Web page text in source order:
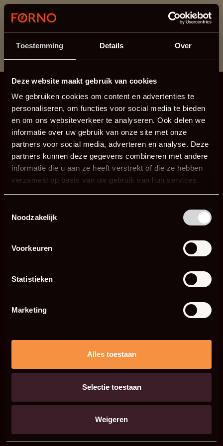
Toestemming Details Over
Deze website maakt gebruik van cookies
We gebruiken cookies om content en advertenties te
personaliseren, om functies voor social media te bieden
en om ons websiteverkeer te analyseren. Ook delen we
informatie over uw gebruik van onze site met onze
partners voor social media, adverteren en analyse. Deze
partners kunnen deze gegevens combineren met andere
informatie die u aan ze heeft verstrekt of die ze hebben
verzameld op basis van uw gebruik van hun services.
Noodzakelijk
Voorkeuren
Statistieken
Marketing
Alles toestaan
Selectie toestaan
Weigeren
Dieser Abschnitt wird derzeit gewartet.
Wenn Sie Informationen vermissen, können Sie uns
unter +31 413 395 294 anrufen oder uns unter